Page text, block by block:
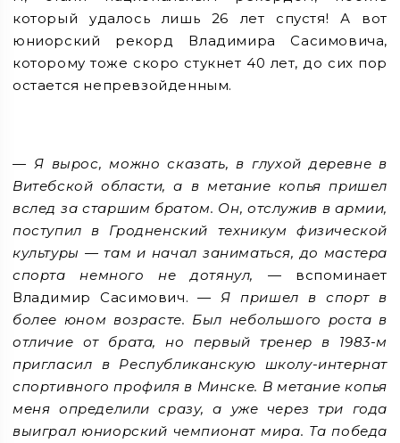
который удалось лишь 26 лет спустя! А вот
юниорский рекорд Владимира Сасимовича,
которому тоже скоро стукнет 40 лет, до сих пор
остается непревзойденным.
— Я вырос, можно сказать, в глухой деревне в
Витебской области, а в метание копья пришел
вслед за старшим братом. Он, отслужив в армии,
поступил в Гродненский техникум физической
культуры — там и начал заниматься, до мастера
спорта немного не дотянул, — вспоминает
Владимир Сасимович. — Я пришел в спорт в
более юном возрасте. Был небольшого роста в
отличие от брата, но первый тренер в 1983-м
пригласил в Республиканскую школу-интернат
спортивного профиля в Минске. В метание копья
меня определили сразу, а уже через три года
выиграл юниорский чемпионат мира. Та победа